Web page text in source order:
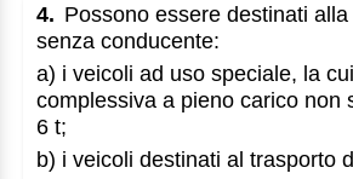
4. Possono essere destinati
senza conducente:
a) i veicoli ad uso speciale, la
complessiva a pieno carico non
6 t;
b) i veicoli destinati al trasporto